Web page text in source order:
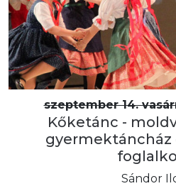
szeptember 14.
Kőketánc -
gyermektáncház
Sándor